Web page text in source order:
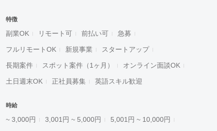
特徴
副業OK リモート可 前払い可 急募
フルリモートOK 新規事業 スタートアップ
長期案件 スポット案件（1ヶ月） オンライン面談OK
土日週末OK 正社員募集 英語スキル歓迎
時給
~ 3,000円 3,001円 ~ 5,000円 5,001円 ~ 10,000円